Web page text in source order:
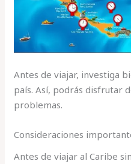
Antes de viajar, investiga
país. Así, podrás disfrutar
problemas.
Consideraciones
Antes de viajar al Caribe